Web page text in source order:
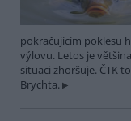
pokračujícím poklesu
výlovu. Letos je
situaci zhoršuje. ČTK
Brychta.